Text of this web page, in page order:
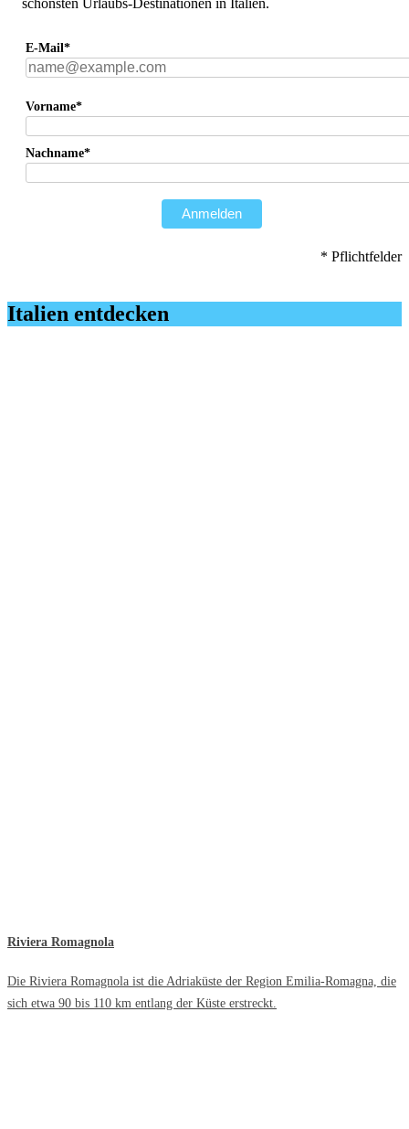
E-Mail*
Vorname*
Nachname*
Anmelden
* Pflichtfelder
Italien entdecken
Riviera Romagnola
Die Riviera Romagnola ist die Adriaküste der Region Emilia-Romagna, die
sich etwa 90 bis 110 km entlang der Küste erstreckt.